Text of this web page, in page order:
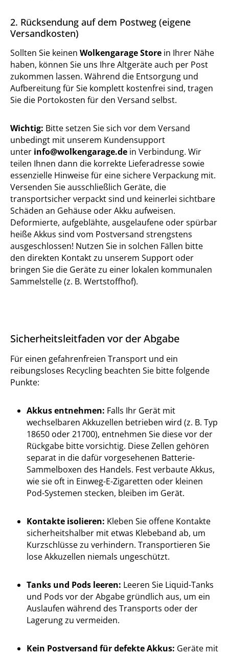
2. Rücksendung auf dem Postweg (eigene
Versandkosten)
Sollten Sie keinen Wolkengarage Store in Ihrer Nähe
haben, können Sie uns Ihre Altgeräte auch per Post
zukommen lassen. Während die Entsorgung und
Aufbereitung für Sie komplett kostenfrei sind, tragen
Sie die Portokosten für den Versand selbst.
Wichtig: Bitte setzen Sie sich vor dem Versand
unbedingt mit unserem Kundensupport
unter info@wolkengarage.de in Verbindung. Wir
teilen Ihnen dann die korrekte Lieferadresse sowie
essenzielle Hinweise für eine sichere Verpackung mit.
Versenden Sie ausschließlich Geräte, die
transportsicher verpackt sind und keinerlei sichtbare
Schäden an Gehäuse oder Akku aufweisen.
Deformierte, aufgeblähte, ausgelaufene oder spürbar
heiße Akkus sind vom Postversand strengstens
ausgeschlossen! Nutzen Sie in solchen Fällen bitte
den direkten Kontakt zu unserem Support oder
bringen Sie die Geräte zu einer lokalen kommunalen
Sammelstelle (z. B. Wertstoffhof).
Sicherheitsleitfaden vor der Abgabe
Für einen gefahrenfreien Transport und ein
reibungsloses Recycling beachten Sie bitte folgende
Punkte:
Akkus entnehmen: Falls Ihr Gerät mit
wechselbaren Akkuzellen betrieben wird (z. B. Typ
18650 oder 21700), entnehmen Sie diese vor der
Rückgabe bitte vorsichtig. Diese Zellen gehören
separat in die dafür vorgesehenen Batterie-
Sammelboxen des Handels. Fest verbaute Akkus,
wie sie oft in Einweg-E-Zigaretten oder kleinen
Pod-Systemen stecken, bleiben im Gerät.
Kontakte isolieren: Kleben Sie offene Kontakte
sicherheitshalber mit etwas Klebeband ab, um
Kurzschlüsse zu verhindern. Transportieren Sie
lose Akkuzellen niemals ungeschützt.
Tanks und Pods leeren: Leeren Sie Liquid-Tanks
und Pods vor der Abgabe gründlich aus, um ein
Auslaufen während des Transports oder der
Lagerung zu vermeiden.
Kein Postversand für defekte Akkus: Geräte mit